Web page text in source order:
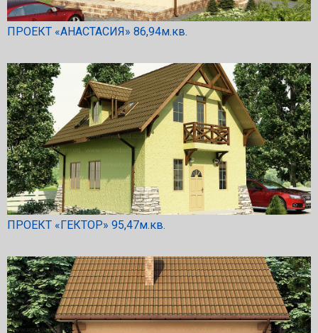
ПРОЕКТ «АНАСТАСИЯ» 86,94м.кв.
ПРОЕКТ «ГЕКТОР» 95,47м.кв.